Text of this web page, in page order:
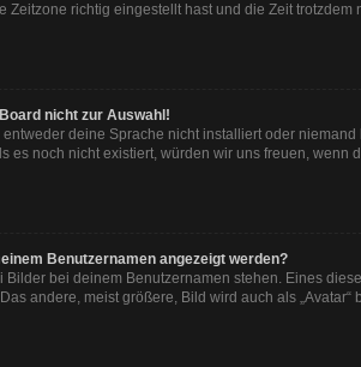
Zeitzone richtig eingestellt hast und die Zeit
nicht zur Auswahl!
deine Sprache nicht installiert oder
es noch nicht existiert, würden wir uns freuen,
Benutzernamen angezeigt werden?
Bilder bei deinem Benutzernamen stehen. Eines
andere, meist größere, Bild wird auch als